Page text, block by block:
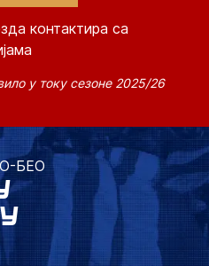
контактира са
у току сезоне 2025/26
БЕО